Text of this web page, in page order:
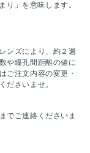
り」を意味します。
ンズにより、約２週
や瞳孔間距離の値に
ご注文内容の変更・
ださいませ。
でご連絡くださいま